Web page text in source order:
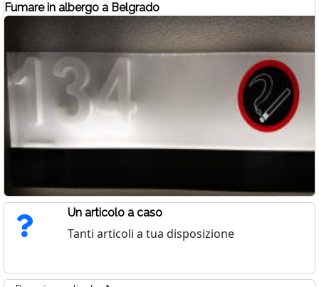
Fumare in albergo a Belgrado
Un articolo a caso
Tanti articoli a tua disposizione